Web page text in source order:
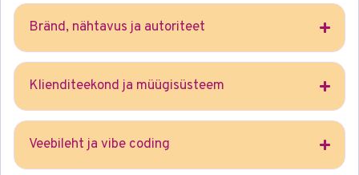
Bränd, nähtavus ja autoriteet
Klienditeekond ja müügisüsteem
Veebileht ja vibe coding